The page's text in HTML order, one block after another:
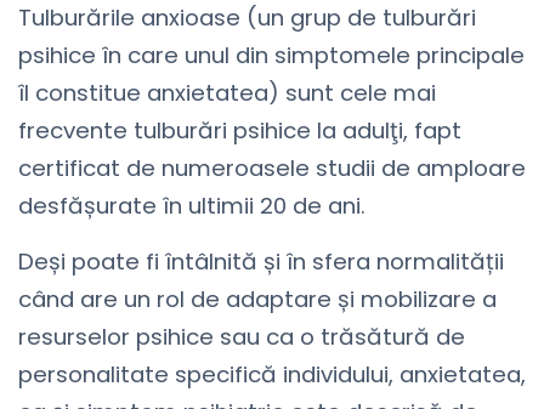
Tulburările anxioase (un grup de tulburări
psihice în care unul din simptomele principale
îl constitue anxietatea) sunt cele mai
frecvente tulburări psihice la adulţi, fapt
certificat de numeroasele studii de amploare
desfășurate în ultimii 20 de ani.
Deși poate fi întâlnită și în sfera normalității
când are un rol de adaptare și mobilizare a
resurselor psihice sau ca o trăsătură de
personalitate specifică individului, anxietatea,